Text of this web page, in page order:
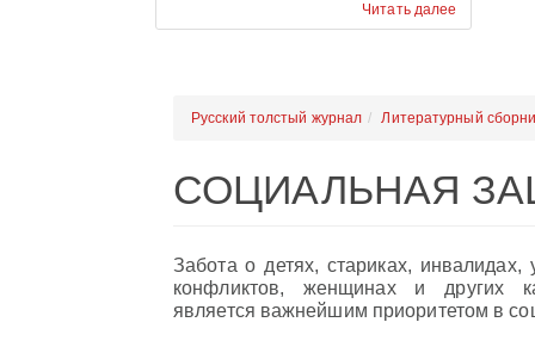
Читать далее
Русский толстый журнал Литературный
СОЦИАЛЬНАЯ
Забота о детях, стариках, инвалидах,
конфликтов, женщинах и других
является важнейшим приоритетом в